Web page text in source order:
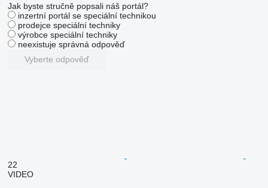
Jak byste stručně popsali náš portál?
inzertní portál se speciální technikou
prodejce speciální techniky
výrobce speciální techniky
neexistuje správná odpověď
Vyberte odpověď
22
VIDEO